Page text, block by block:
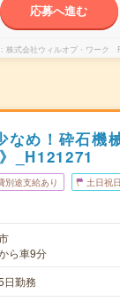
応募へ進む
株式会社ウィルオブ・ワーク
なめ！砕石機
_H121271
別途支給あり 土日祝
ら車9分
日勤務